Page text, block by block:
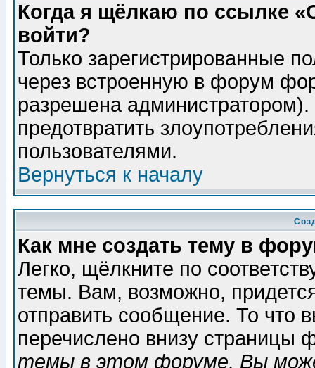
Когда я щёлкаю по ссылке
войти?
Только зарегистрированные
через встроенную в форум
разрешена
предотвратить
пользователями.
Вернуться к началу
Как мне создать тему в
Легко, щёлкните по
темы. Вам, возможно,
отправить сообщение. То что
перечислено внизу страницы
темы в этом форуме, Вы